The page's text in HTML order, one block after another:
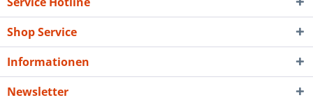
Shop Service
Informationen
Newsletter